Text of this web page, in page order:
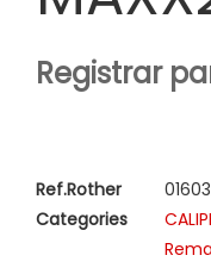
Registrar
Ref.Rother
Categories